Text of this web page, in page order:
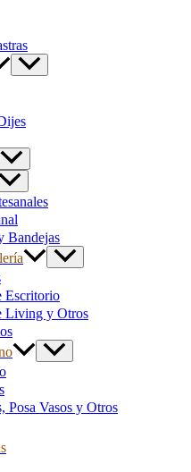
Bandejas
Escritorio
Living y Otros
Posa Vasos y Otros